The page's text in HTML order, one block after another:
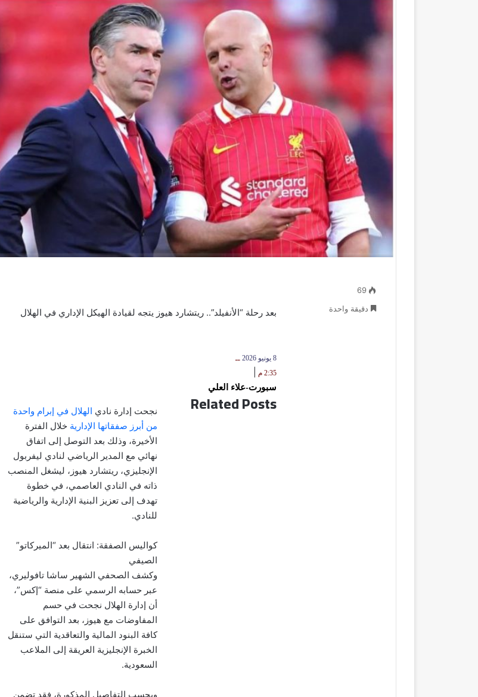
بعد رحلة “الأنفيلد”.. ريتشارد هيوز يتجه لقيادة الهيكل الإداري في الهلال
8 يونيو 2026
ــ
2:35 م
سبورت-علاء العلي
نجحت إدارة نادي الهلال في إبرام واحدة
من أبرز صفقاتها الإدارية خلال الفترة
الأخيرة، وذلك بعد التوصل إلى اتفاق
نهائي مع المدير الرياضي لنادي ليفربول
الإنجليزي، ريتشارد هيوز، ليشغل المنصب
ذاته في النادي العاصمي، في خطوة
تهدف إلى تعزيز البنية الإدارية والرياضية
للنادي.
كواليس الصفقة: انتقال بعد “الميركاتو”
الصيفي
وكشف الصحفي الشهير ساشا تافوليري،
عبر حسابه الرسمي على منصة “إكس”،
أن إدارة الهلال نجحت في حسم
المفاوضات مع هيوز، بعد التوافق على
كافة البنود المالية والتعاقدية التي ستنقل
الخبرة الإنجليزية العريقة إلى الملاعب
السعودية.
وبحسب التفاصيل المذكورة، فقد تضمن
Related Posts
69
دقيقة واحدة